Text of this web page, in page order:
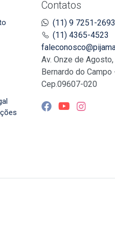
Contatos
(11) 9 7251-2693
(11) 4365-4523
Av. Onze de
Bernardo do Campo
Cep.09607-020